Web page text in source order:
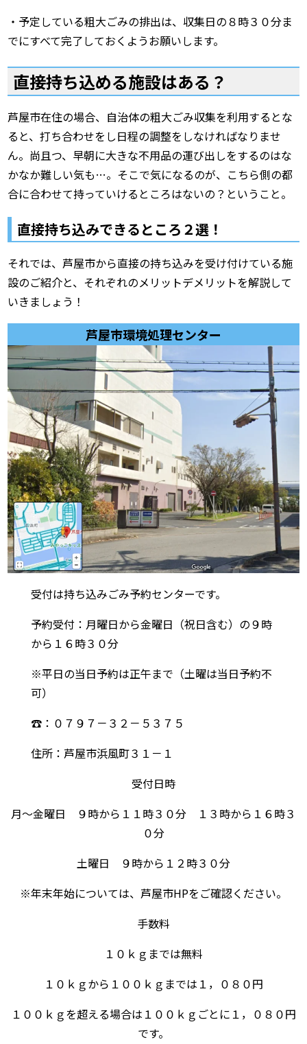
・予定している粗大ごみの排出は、収集日の８時３０分ま
でにすべて完了しておくようお願いします。
直接持ち込める施設はある？
芦屋市在住の場合、自治体の粗大ごみ収集を利用するとな
ると、打ち合わせをし日程の調整をしなければなりませ
ん。尚且つ、早朝に大きな不用品の運び出しをするのはな
かなか難しい気も…。そこで気になるのが、こちら側の都
合に合わせて持っていけるところはないの？ということ。
直接持ち込みできるところ２選！
それでは、芦屋市から直接の持ち込みを受け付けている施
設のご紹介と、それぞれのメリットデメリットを解説して
いきましょう！
芦屋市環境処理センター
受付は持ち込みごみ予約センターです。
予約受付：月曜日から金曜日（祝日含む）の９時
から１６時３０分
※平日の当日予約は正午まで（土曜は当日予約不
可）
☎：０７９７－３２－５３７５
住所：芦屋市浜風町３１－１
受付日時
月～金曜日 ９時から１１時３０分 １３時から１６時３
０分
土曜日 ９時から１２時３０分
※年末年始については、芦屋市HPをご確認ください。
手数料
１０ｋｇまでは無料
１０ｋｇから１００ｋｇまでは１，０８０円
１００ｋｇを超える場合は１００ｋｇごとに１，０８０円
です。